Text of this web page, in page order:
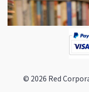
© 2026 Red